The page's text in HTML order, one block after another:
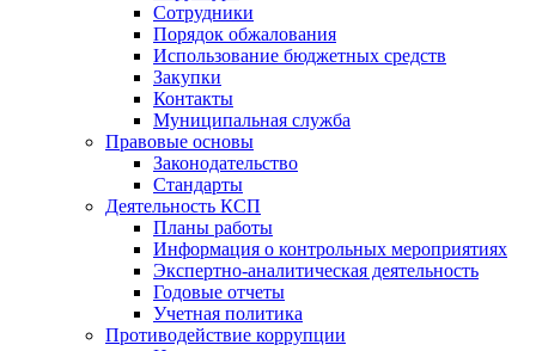
Сотрудники
Порядок обжалования
Использование бюджетных средств
Закупки
Контакты
Муниципальная служба
Правовые основы
Законодательство
Стандарты
Деятельность КСП
Планы работы
Информация о контрольных мероприятиях
Экспертно-аналитическая деятельность
Годовые отчеты
Учетная политика
Противодействие коррупции